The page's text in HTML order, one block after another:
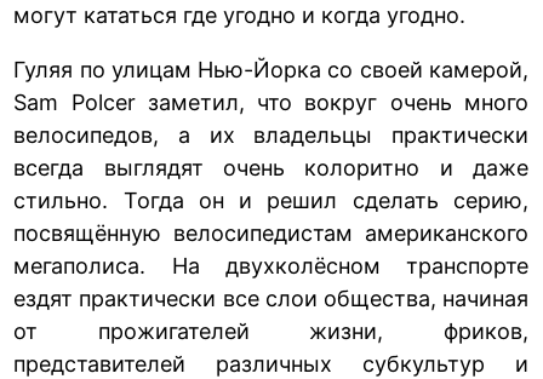
могут кататься где угодно и когда угодно.
Гуляя по улицам Нью-Йорка со своей камерой,
Sam Polcer заметил, что вокруг очень много
велосипедов, а их владельцы практически
всегда выглядят очень колоритно и даже
стильно. Тогда он и решил сделать серию,
посвящённую велосипедистам американского
мегаполиса. На двухколёсном транспорте
ездят практически все слои общества, начиная
от прожигателей жизни, фриков,
представителей различных субкультур и